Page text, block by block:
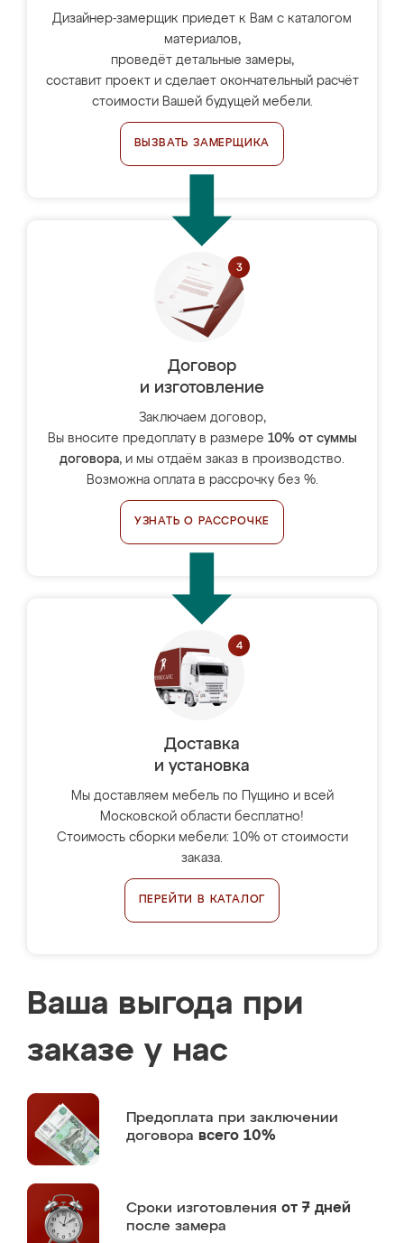
Дизайнер-замерщик приедет к Вам с каталогом
материалов,
проведёт детальные замеры,
составит проект и сделает окончательный расчёт
стоимости Вашей будущей мебели.
ВЫЗВАТЬ ЗАМЕРЩИКА
Договор
и изготовление
Заключаем договор,
Вы вносите предоплату в размере 10% от суммы
договора, и мы отдаём заказ в производство.
Возможна оплата в рассрочку без %.
УЗНАТЬ О РАССРОЧКЕ
Доставка
и установка
Мы доставляем мебель по Пущино и всей
Московской области бесплатно!
Стоимость сборки мебели: 10% от стоимости
заказа.
ПЕРЕЙТИ В КАТАЛОГ
Ваша выгода при
заказе у нас
Предоплата при заключении
договора всего 10%
Сроки изготовления от 7 дней
после замера